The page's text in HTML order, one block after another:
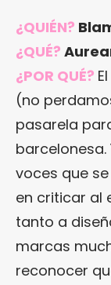
¿QUIÉN?
¿QUÉ?
¿POR QUÉ? El
(no
pasarela
barcelonesa.
voces que
en criticar al
tanto a
marcas
reconocer